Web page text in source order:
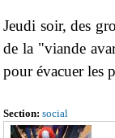
Jeudi soir, des
de la "viande
pour évacuer les
Section: social